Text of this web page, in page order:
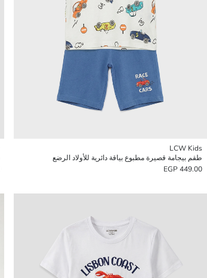
LCW Kids
طقم بيجامة قصيرة مطبوع بياقة دائرية للأولاد الرضع
449.00 EGP